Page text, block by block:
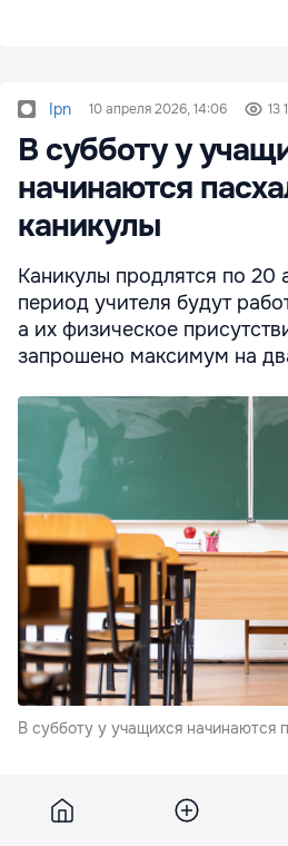
Ipn 10 апреля 2026, 14:06 13
В субботу у
начинаются
каникулы
Каникулы продлятся по 20
период учителя будут
а их физическое
запрошено максимум на
В субботу у учащихся начинаются
Родителям рекомендуется
внимание безопасности